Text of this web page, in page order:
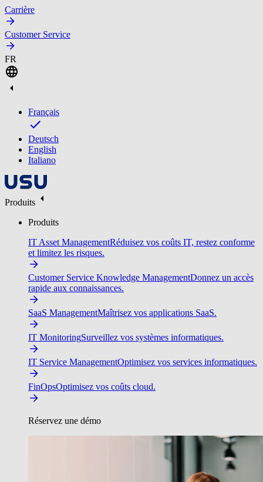
Carrière
Customer Service
FR
Français
Deutsch
English
Italiano
Produits
Produits
IT Asset ManagementRéduisez vos coûts IT, restez conforme
et limitez les risques.
Customer Service Knowledge ManagementDonnez un accès
rapide aux connaissances.
SaaS ManagementMaîtrisez vos applications SaaS.
IT MonitoringSurveillez vos systèmes informatiques.
IT Service ManagementOptimisez vos services informatiques.
FinOpsOptimisez vos coûts cloud.
Réservez une démo